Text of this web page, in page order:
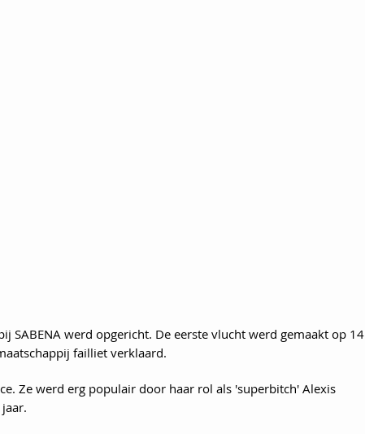
SABENA werd opgericht. De eerste vlucht werd gemaakt op 14
failliet verklaard.
Ze werd erg populair door haar rol als 'superbitch' Alexis